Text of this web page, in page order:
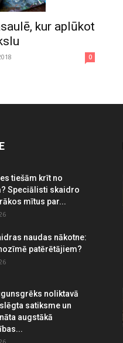
kur aplūkot
0
tiešām krīt no
Speciālisti skaidro
mītus par...
naudas nākotne:
patērētājiem?
noliktavā
satiksme un
augstākā